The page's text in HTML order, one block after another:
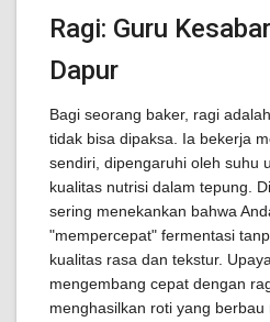
Ragi: Guru
Dapur
Bagi seorang baker, ragi
tidak bisa dipaksa. Ia bekerja
sendiri, dipengaruhi oleh suhu
kualitas nutrisi dalam tepung. Di
sering menekankan bahwa
"mempercepat" fermentasi
kualitas rasa dan tekstur.
mengembang cepat dengan
menghasilkan roti yang berbau